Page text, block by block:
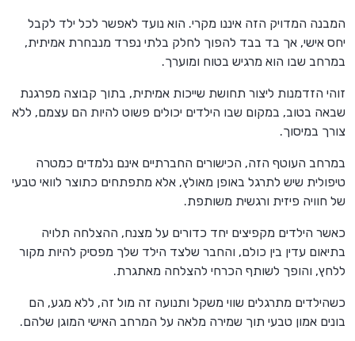
המבנה המדויק הזה איננו מקרי. הוא נועד לאפשר לכל ילד לקבל
יחס אישי, אך בד בבד להפוך לחלק בלתי נפרד מנבחרת אמיתית,
במרחב שבו הוא מרגיש בטוח ומוערך.
זוהי הזדמנות ליצור תחושת שייכות אמיתית, בתוך קבוצה מפרגנת
שבאה בטוב, במקום שבו הילדים יכולים פשוט להיות הם עצמם, ללא
צורך במיסוך.
במרחב העוטף הזה, הכישורים החברתיים אינם נלמדים כמטרה
טיפולית שיש לתרגל באופן מאולץ, אלא מתפתחים כתוצר לוואי טבעי
של חוויה פיזית ורגשית משותפת.
כאשר הילדים מקפיצים יחד כדורים על מצנח, ההצלחה תלויה
בתיאום עדין בין כולם, והחבר שלצד הילד שלך מפסיק להיות מקור
ללחץ, והופך לשותף הכרחי להצלחה מאתגרת.
כשהילדים מתרגלים שווי משקל ותנועה זה מול זה, ללא מגע, הם
בונים אמון טבעי תוך שמירה מלאה על המרחב האישי המוגן שלהם.